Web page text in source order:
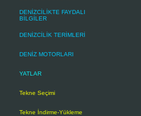
DENİZCİLİKTE FAYDALI
BİLGİLER
DENİZCİLİK TERİMLERİ
DENİZ MOTORLARI
YATLAR
Tekne Seçimi
Tekne İndirme-Yükleme